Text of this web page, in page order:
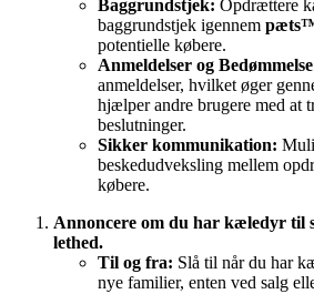
Baggrundstjek: Opdrættere
baggrundstjek igennem
potentielle købere.
Anmeldelser og
anmeldelser, hvilket øger
hjælper andre brugere med at
beslutninger.
Sikker kommunikation:
beskedudveksling mellem
købere.
Annoncere om du har kæledyr til
lethed.
Til og fra: Slå til når du har
nye familier, enten ved salg